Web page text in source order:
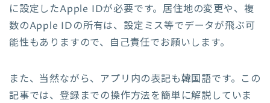
に設定したApple IDが必要です。居住地の変更や、複
数のApple IDの所有は、設定ミス等でデータが飛ぶ可
能性もありますので、自己責任でお願いします。
また、当然ながら、アプリ内の表記も韓国語です。この
記事では、登録までの操作方法を簡単に解説していま